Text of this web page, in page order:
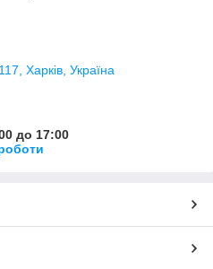
Харків, Україна
до 17:00